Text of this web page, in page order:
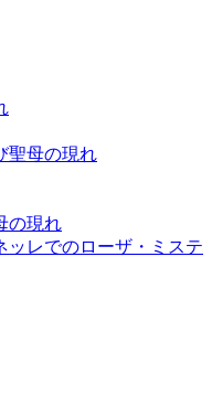
聖母の現れ
の現れ
ッレでのローザ・ミステ